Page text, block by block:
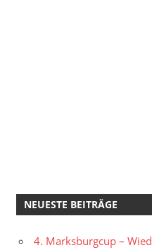
NEUESTE BEITRÄGE
4. Marksburgcup –